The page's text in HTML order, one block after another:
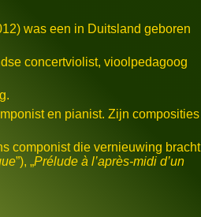
was een in Duitsland geboren
concertviolist, vioolpedagoog
en pianist. Zijn composities
componist die vernieuwing bracht
”), „Prélude à l’après-midi d’un